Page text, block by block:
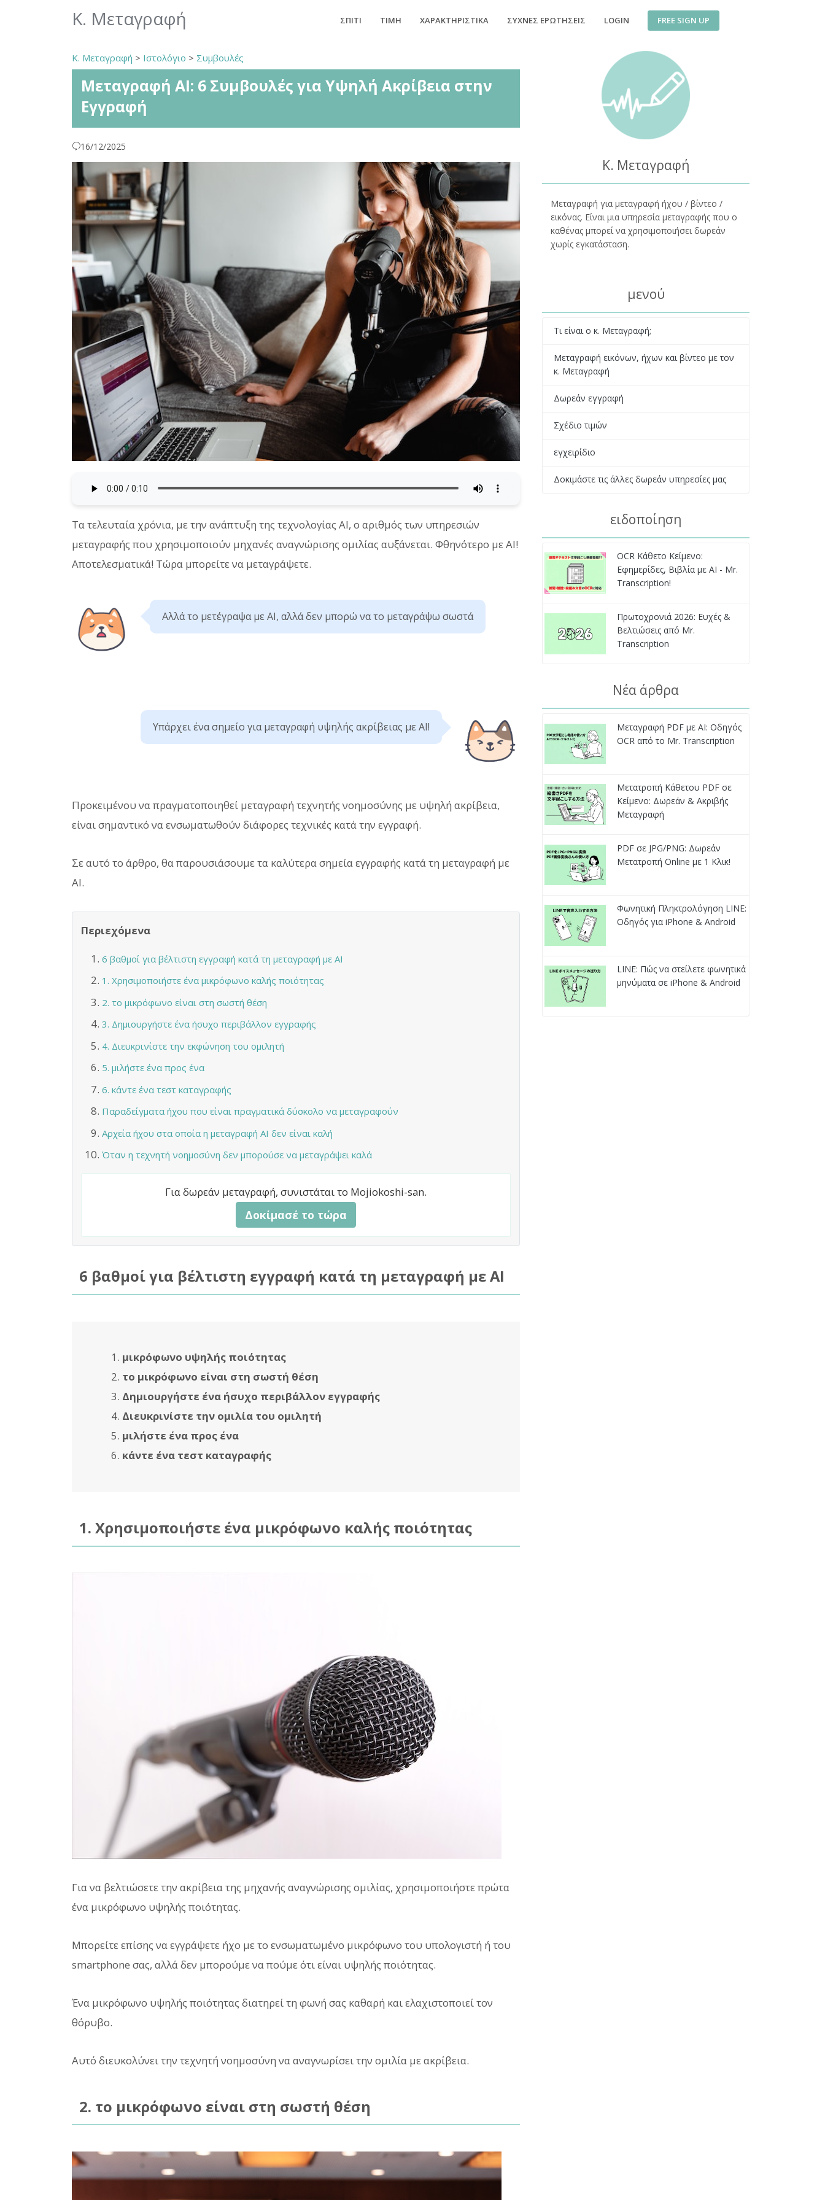
Κ. Μεταγραφή ΣΠΊΤΙ ΤΙΜΉ ΧΑΡΑΚΤΗΡΙΣΤΙΚΆ ΣΥΧΝΈΣ ΕΡΩΤΉΣΕΙΣ LOGIN FREE SIGN UP
Κ. Μεταγραφή > Ιστολόγιο > Συμβουλές
Μεταγραφή AI: 6 Συμβουλές για Υψηλή Ακρίβεια στην
Εγγραφή
16/12/2025
Τα τελευταία χρόνια, με την ανάπτυξη της τεχνολογίας AI, ο αριθμός των υπηρεσιών
μεταγραφής που χρησιμοποιούν μηχανές αναγνώρισης ομιλίας αυξάνεται. Φθηνότερο με AI!
Αποτελεσματικά! Τώρα μπορείτε να μεταγράψετε.
Αλλά το μετέγραψα με AI, αλλά δεν μπορώ να το μεταγράψω σωστά
Υπάρχει ένα σημείο για μεταγραφή υψηλής ακρίβειας με AI!
Προκειμένου να πραγματοποιηθεί μεταγραφή τεχνητής νοημοσύνης με υψηλή ακρίβεια,
είναι σημαντικό να ενσωματωθούν διάφορες τεχνικές κατά την εγγραφή.
Σε αυτό το άρθρο, θα παρουσιάσουμε τα καλύτερα σημεία εγγραφής κατά τη μεταγραφή με
AI.
Περιεχόμενα
6 βαθμοί για βέλτιστη εγγραφή κατά τη μεταγραφή με AI
1. Χρησιμοποιήστε ένα μικρόφωνο καλής ποιότητας
2. το μικρόφωνο είναι στη σωστή θέση
3. Δημιουργήστε ένα ήσυχο περιβάλλον εγγραφής
4. Διευκρινίστε την εκφώνηση του ομιλητή
5. μιλήστε ένα προς ένα
6. κάντε ένα τεστ καταγραφής
Παραδείγματα ήχου που είναι πραγματικά δύσκολο να μεταγραφούν
Αρχεία ήχου στα οποία η μεταγραφή AI δεν είναι καλή
Όταν η τεχνητή νοημοσύνη δεν μπορούσε να μεταγράψει καλά
Για δωρεάν μεταγραφή, συνιστάται το Mojiokoshi-san.
Δοκίμασέ το τώρα
6 βαθμοί για βέλτιστη εγγραφή κατά τη μεταγραφή με AI
μικρόφωνο υψηλής ποιότητας
το μικρόφωνο είναι στη σωστή θέση
Δημιουργήστε ένα ήσυχο περιβάλλον εγγραφής
Διευκρινίστε την ομιλία του ομιλητή
μιλήστε ένα προς ένα
κάντε ένα τεστ καταγραφής
1. Χρησιμοποιήστε ένα μικρόφωνο καλής ποιότητας
Για να βελτιώσετε την ακρίβεια της μηχανής αναγνώρισης ομιλίας, χρησιμοποιήστε πρώτα
ένα μικρόφωνο υψηλής ποιότητας.
Μπορείτε επίσης να εγγράψετε ήχο με το ενσωματωμένο μικρόφωνο του υπολογιστή ή του
smartphone σας, αλλά δεν μπορούμε να πούμε ότι είναι υψηλής ποιότητας.
Ένα μικρόφωνο υψηλής ποιότητας διατηρεί τη φωνή σας καθαρή και ελαχιστοποιεί τον
θόρυβο.
Αυτό διευκολύνει την τεχνητή νοημοσύνη να αναγνωρίσει την ομιλία με ακρίβεια.
2. το μικρόφωνο είναι στη σωστή θέση
Κ. Μεταγραφή
Μεταγραφή για μεταγραφή ήχου / βίντεο /
εικόνας. Είναι μια υπηρεσία μεταγραφής που ο
καθένας μπορεί να χρησιμοποιήσει δωρεάν
χωρίς εγκατάσταση.
μενού
Τι είναι ο κ. Μεταγραφή;
Μεταγραφή εικόνων, ήχων και βίντεο με τον
κ. Μεταγραφή
Δωρεάν εγγραφή
Σχέδιο τιμών
εγχειρίδιο
Δοκιμάστε τις άλλες δωρεάν υπηρεσίες μας
ειδοποίηση
OCR Κάθετο Κείμενο:
Εφημερίδες, Βιβλία με AI - Mr.
Transcription!
Πρωτοχρονιά 2026: Ευχές &
Βελτιώσεις από Mr.
Transcription
Νέα άρθρα
Μεταγραφή PDF με AI: Οδηγός
OCR από το Mr. Transcription
Μετατροπή Κάθετου PDF σε
Κείμενο: Δωρεάν & Ακριβής
Μεταγραφή
PDF σε JPG/PNG: Δωρεάν
Μετατροπή Online με 1 Κλικ!
Φωνητική Πληκτρολόγηση LINE:
Οδηγός για iPhone & Android
LINE: Πώς να στείλετε φωνητικά
μηνύματα σε iPhone & Android